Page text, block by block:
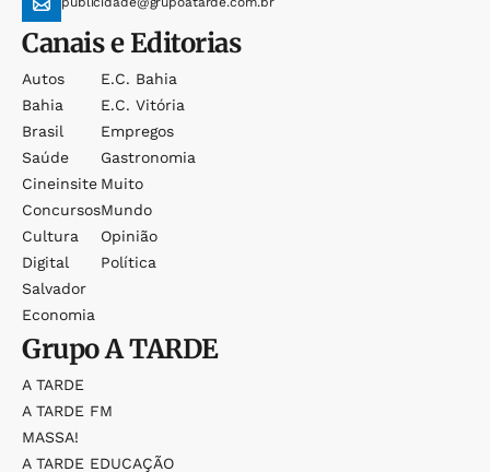
Canais e Editorias
Autos
Bahia
Brasil
Saúde
Cineinsite
Concursos
Cultura
Digital
Salvador
Economia
E.c. Bahia
E.c. Vitória
Empregos
Gastronomia
Muito
Mundo
Opinião
Política
GrupoA TARDE
A TARDE
A TARDE FM
MASSA!
A TARDE EDUCAÇÃO